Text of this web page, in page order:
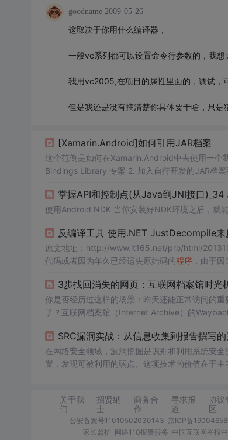
goodname 2009-05-26
这取决于你用什么编译器，
一般vc系列都可以设置命令行参数的，我想
我用vc2005,在项目的属性里面的，调试，
但是我还是没有搞清楚你具体要干啥，只是
[Xamarin.Android]如何引用JAR档案
这个范例是如何在Xamarin.Android中去使用一个
Bindings Library 专案 2. 加入自行开发的JAR档
掌握API和控制点(从Java到JNI接口
使用Android NDK 当你安装好NDK环境之后，就
反编译工具 使用.NET JustDecompile来
代码或者因为年久已经遗失原始码的程序 ，由于
3步找回消失的网页：互联网档案馆时光
你是否经历过这样的场景：昨天还能正常访问的
了？互联网档案馆（Internet Archive）的
SRC漏洞实战：从信息收集到报告撰写
在网络安全领域，漏洞挖掘是识别和利用系统安
置，发现可被利用的弱点。这项技术的价值在于
标选择、深度信息收集和针
关于我
们
招贤纳
士
商务合
作
寻求报
道
协议
区
公安备案号11010502030143 京ICP备
家长监护 网络110报警服务 中国互联网举报